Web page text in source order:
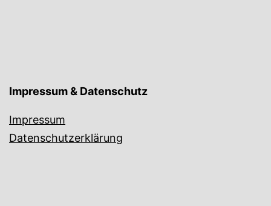
Impressum & Datenschutz
Impressum
Datenschutzerklärung